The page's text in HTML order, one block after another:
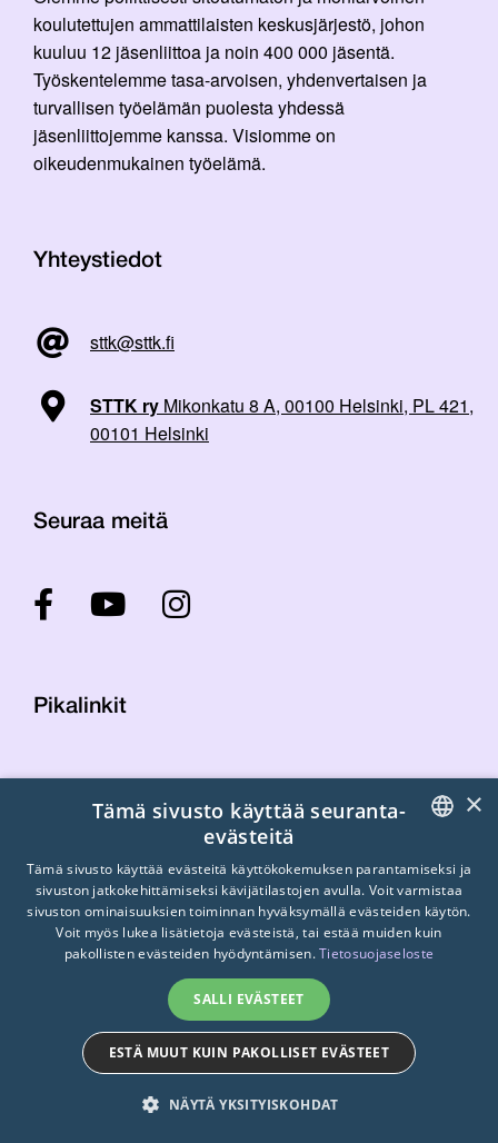
koulutettujen ammattilaisten keskusjärjestö, johon
kuuluu 12 jäsenliittoa ja noin 400 000 jäsentä.
Työskentelemme tasa-arvoisen, yhdenvertaisen ja
turvallisen työelämän puolesta yhdessä
jäsenliittojemme kanssa. Visiomme on
oikeudenmukainen työelämä.
Yhteystiedot
sttk@sttk.fi
STTK ry Mikonkatu 8 A, 00100 Helsinki, PL 421,
00101 Helsinki
Seuraa meitä
Pikalinkit
Laskutustiedot
Tietosuojaseloste
Turvallisemman tilan periaatteet
© 2026 STTK. Made with ❤ byAvoin.Systems
FINNISH
SWEDISH
×
Tämä sivusto käyttää seuranta-
evästeitä
Tämä sivusto käyttää evästeitä käyttökokemuksen parantamiseksi ja
sivuston jatkokehittämiseksi kävijätilastojen avulla. Voit varmistaa
sivuston ominaisuuksien toiminnan hyväksymällä evästeiden käytön.
Voit myös lukea lisätietoja evästeistä, tai estää muiden kuin
pakollisten evästeiden hyödyntämisen.Tietosuojaseloste
SALLI EVÄSTEET
ESTÄ MUUT KUIN PAKOLLISET EVÄSTEET
NÄYTÄ YKSITYISKOHDAT